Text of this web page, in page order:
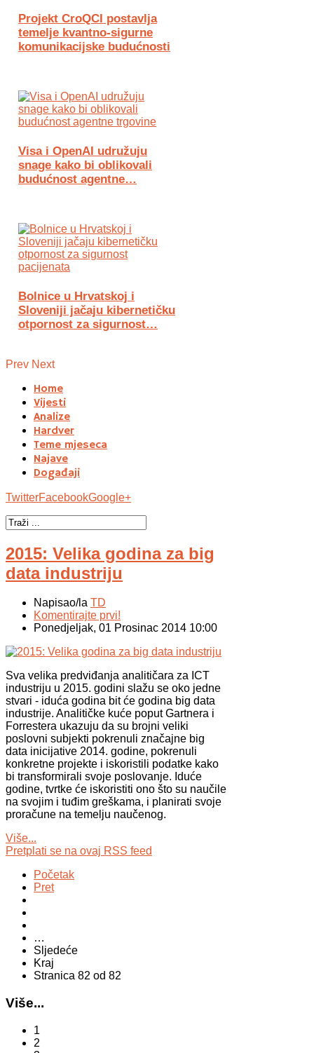
Projekt CroQCI postavlja
temelje kvantno-sigurne
komunikacijske budućnosti
Visa i OpenAI udružuju
snage kako bi oblikovali
budućnost agentne…
Bolnice u Hrvatskoj i
Sloveniji jačaju kibernetičku
otpornost za sigurnost…
Prev Next
Home
Vijesti
Analize
Hardver
Teme mjeseca
Najave
Događaji
TwitterFacebookGoogle+
2015: Velika godina za big
data industriju
Napisao/la TD
Komentirajte prvi!
Ponedjeljak, 01 Prosinac 2014 10:00
Sva velika predviđanja analitičara za ICT
industriju u 2015. godini slažu se oko jedne
stvari - iduća godina bit će godina big data
industrije. Analitičke kuće poput Gartnera i
Forrestera ukazuju da su brojni veliki
poslovni subjekti pokrenuli značajne big
data inicijative 2014. godine, pokrenuli
konkretne projekte i iskoristili podatke kako
bi transformirali svoje poslovanje. Iduće
godine, tvrtke će iskoristiti ono što su naučile
na svojim i tuđim greškama, i planirati svoje
proračune na temelju naučenog.
Više...
Pretplati se na ovaj RSS feed
Početak
Pret
…
Sljedeće
Kraj
Stranica 82 od 82
Više...
1
2